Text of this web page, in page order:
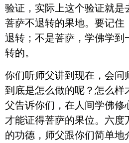
验证，实际上这个验证就是
菩萨不退转的果地。要记住
退转；不是菩萨，学佛学到
转的。
你们听师父讲到现在，会问
到底是怎么做的呢？怎么样
父告诉你们，在人间学佛修
才能证得菩萨的果位。六度
的功德，师父跟你们简单地